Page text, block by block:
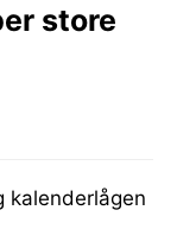
store
kalenderlågen